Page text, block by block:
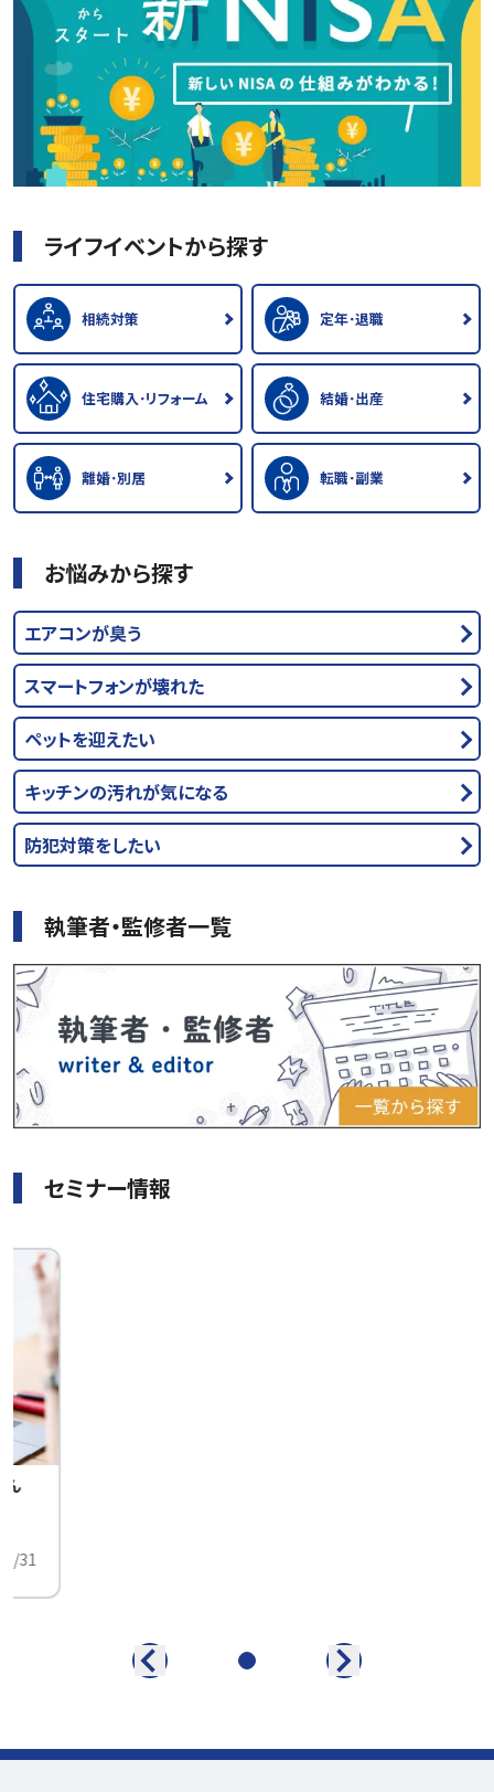
ライフイベントから探す
相続対策 定年･退職
住宅購入･リフォーム 結婚･出産
離婚･別居 転職･副業
お悩みから探す
エアコンが臭う
スマートフォンが壊れた
ペットを迎えたい
キッチンの汚れが気になる
防犯対策をしたい
執筆者・監修者一覧
セミナー情報
ん
31